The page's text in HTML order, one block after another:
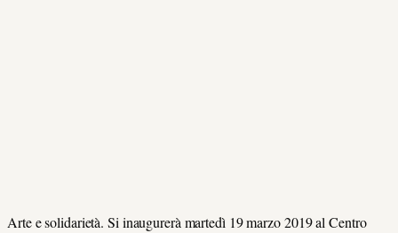
Arte e solidarietà. Si inaugurerà martedì 19 marzo 2019 al Centro